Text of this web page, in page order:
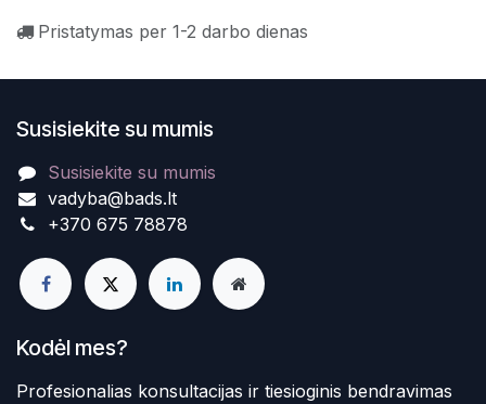
Pristatymas per 1-2 darbo dienas
Susisiekite su mumis
Susisiekite su mumis
vadyba@bads.lt
+370 675 78878
Kodėl mes?
Profesionalias konsultacijas ir tiesioginis bendravimas